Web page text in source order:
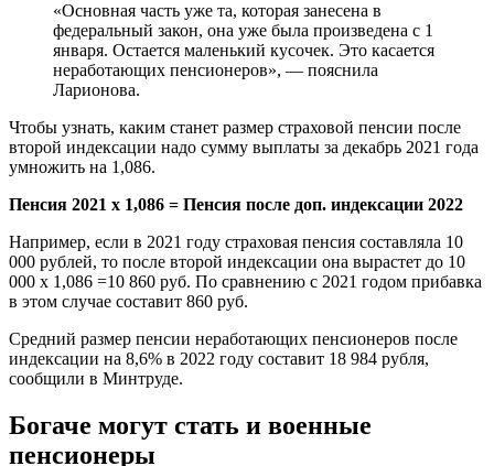
«Основная часть уже та, которая занесена в
федеральный закон, она уже была произведена с 1
января. Остается маленький кусочек. Это касается
неработающих пенсионеров», — пояснила
Ларионова.
Чтобы узнать, каким станет размер страховой пенсии после
второй индексации надо сумму выплаты за декабрь 2021 года
умножить на 1,086.
Пенсия 2021 х 1,086 = Пенсия после доп. индексации 2022
Например, если в 2021 году страховая пенсия составляла 10
000 рублей, то после второй индексации она вырастет до 10
000 х 1,086 =10 860 руб. По сравнению с 2021 годом прибавка
в этом случае составит 860 руб.
Средний размер пенсии неработающих пенсионеров после
индексации на 8,6% в 2022 году составит 18 984 рубля,
сообщили в Минтруде.
Богаче могут стать и военные
пенсионеры